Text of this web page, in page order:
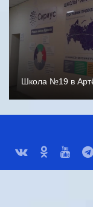
Школа №19 в